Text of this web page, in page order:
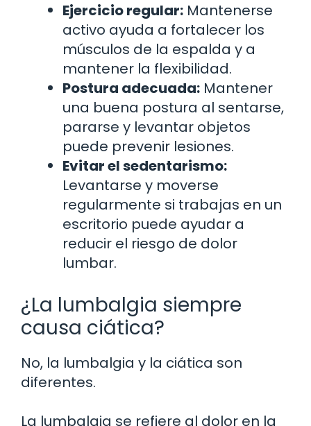
Ejercicio regular: Mantenerse
activo ayuda a fortalecer los
músculos de la espalda y a
mantener la flexibilidad.
Postura adecuada: Mantener
una buena postura al sentarse,
pararse y levantar objetos
puede prevenir lesiones.
Evitar el sedentarismo:
Levantarse y moverse
regularmente si trabajas en un
escritorio puede ayudar a
reducir el riesgo de dolor
lumbar.
¿La lumbalgia siempre
causa ciática?
No, la lumbalgia y la ciática son
diferentes.
La lumbalgia se refiere al dolor en la